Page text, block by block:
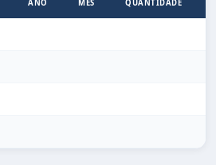
ANO MÊS QUANTIDADE